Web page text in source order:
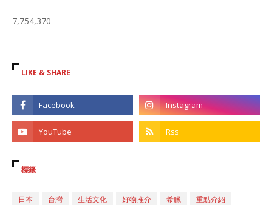
7,754,370
LIKE & SHARE
標籤
日本 台灣 生活文化 好物推介 希臘
重點介紹